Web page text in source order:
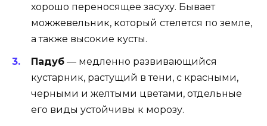
хорошо переносящее засуху. Бывает
можжевельник, который стелется по земле,
а также высокие кусты.
Падуб — медленно развивающийся
кустарник, растущий в тени, с красными,
черными и желтыми цветами, отдельные
его виды устойчивы к морозу.